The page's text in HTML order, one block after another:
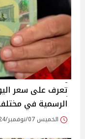
تعرف على سعر
الرسمية في
الخميس 07/نوفمبر/2024 - 09:47 ص